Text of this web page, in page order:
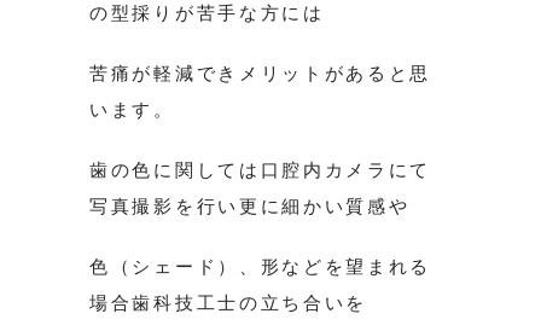
の型採りが苦手な方には
苦痛が軽減できメリットがあると思
います。
歯の色に関しては口腔内カメラにて
写真撮影を行い更に細かい質感や
色（シェード）、形などを望まれる
場合歯科技工士の立ち合いを